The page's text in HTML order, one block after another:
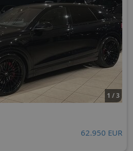
1 / 3
62.950 EUR